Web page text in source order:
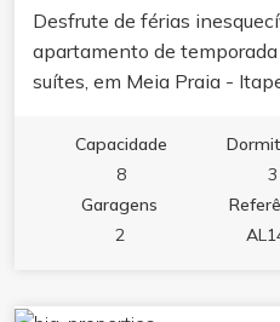
Desfrute de férias
apartamento de
suítes, em Meia Praia -
Capacidade
8
3
Garagens
2